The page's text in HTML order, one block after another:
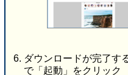
ダウンロードが完了す
で「起動」をクリック